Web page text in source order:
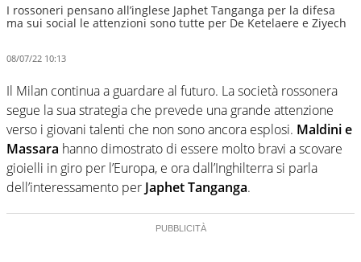
I rossoneri pensano all’inglese Japhet Tanganga per la difesa
ma sui social le attenzioni sono tutte per De Ketelaere e Ziyech
08/07/22 10:13
Il Milan continua a guardare al futuro. La società rossonera
segue la sua strategia che prevede una grande attenzione
verso i giovani talenti che non sono ancora esplosi. Maldini e
Massara hanno dimostrato di essere molto bravi a scovare
gioielli in giro per l’Europa, e ora dall’Inghilterra si parla
dell’interessamento per Japhet Tanganga.